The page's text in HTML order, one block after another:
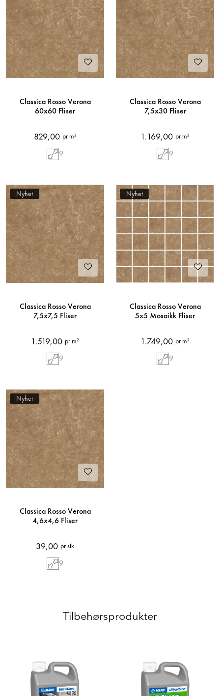
Classica Rosso Verona
60x60 Fliser
829,00 pr m²
9
Classica Rosso Verona
7,5x30 Fliser
1.169,00 pr m²
9
Nyhet
Classica Rosso Verona
7,5x7,5 Fliser
1.519,00 pr m²
9
Nyhet
Classica Rosso Verona
5x5 Mosaikk Fliser
1.749,00 pr m²
9
Nyhet
Classica Rosso Verona
4,6x4,6 Fliser
39,00 pr stk
9
Tilbehørsprodukter